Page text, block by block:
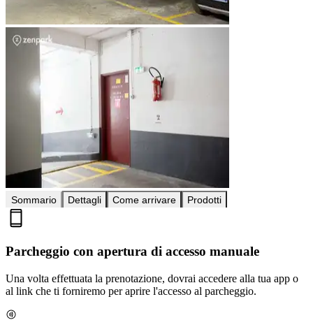
Sommario Dettagli Come arrivare Prodotti
Parcheggio con apertura di accesso manuale
Una volta effettuata la prenotazione, dovrai accedere alla tua app o
al link che ti forniremo per aprire l'accesso al parcheggio.